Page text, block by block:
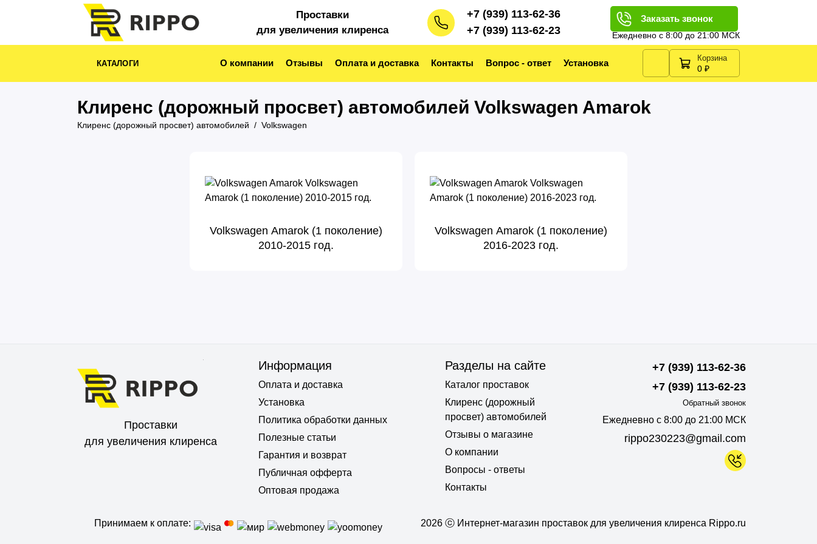
Проставки
для увеличения клиренса
+7 (939) 113-62-36
+7 (939) 113-62-23
Заказать звонок
Ежедневно с 8:00 до 21:00 МСК
КАТАЛОГИ О компании Отзывы Оплата и доставка Контакты Вопрос - ответ Установка Корзина
0 ₽
Клиренс (дорожный просвет) автомобилей Volkswagen Amarok
Клиренс (дорожный просвет) автомобилей Volkswagen
Volkswagen Amarok (1 поколение)
2010-2015 год.
Volkswagen Amarok (1 поколение)
2016-2023 год.
Проставки
для увеличения клиренса
Информация
Оплата и доставка
Установка
Политика обработки данных
Полезные статьи
Гарантия и возврат
Публичная офферта
Оптовая продажа
Разделы на сайте
Каталог проставок
Клиренс (дорожный
просвет) автомобилей
Отзывы о магазине
О компании
Вопросы - ответы
Контакты
+7 (939) 113-62-36
+7 (939) 113-62-23
Обратный звонок
Ежедневно с 8:00 до 21:00 МСК
rippo230223@gmail.com
Принимаем к оплате: 2026 ⓒ Интернет-магазин проставок для увеличения клиренса Rippo.ru